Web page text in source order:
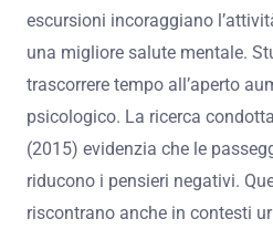
escursioni incoraggiano
una migliore salute mentale.
trascorrere tempo all’aperto
psicologico. La ricerca
(2015) evidenzia che le
riducono i pensieri negativi.
riscontrano anche in contesti